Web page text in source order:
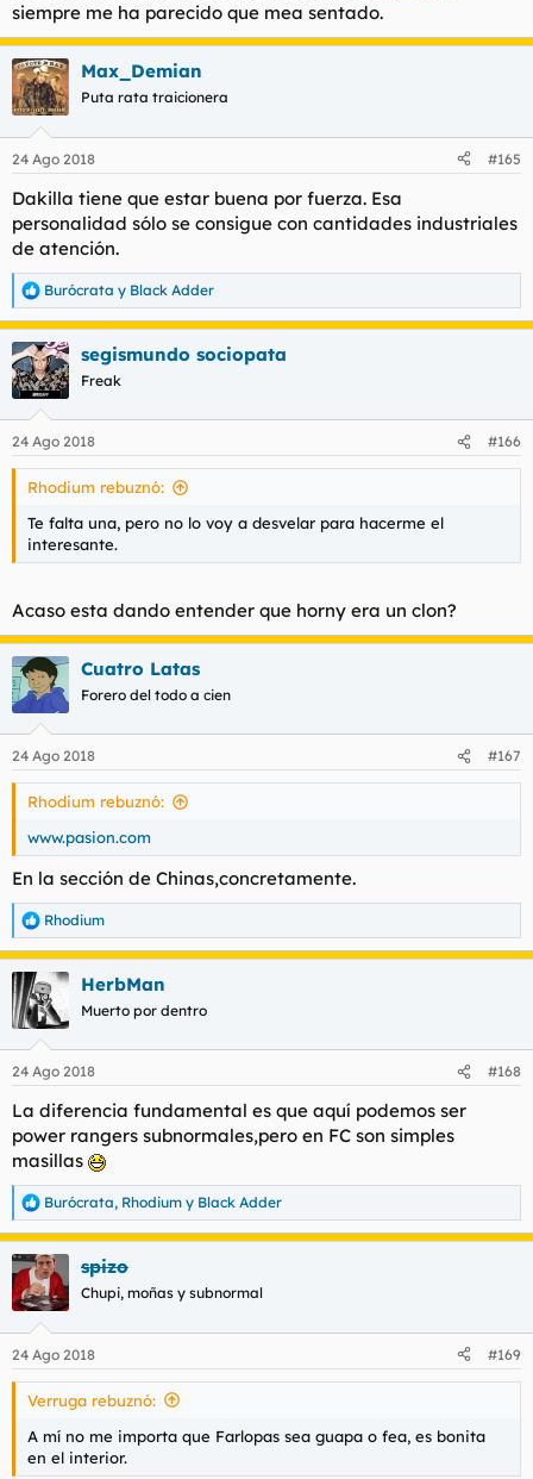
siempre me ha parecido que mea sentado.
Max_Demian
Puta rata traicionera
24 Ago 2018 #165
Dakilla tiene que estar buena por fuerza. Esa
personalidad sólo se consigue con cantidades industriales
de atención.
R
e
a
c
c
i
e
s
Burócrata y Black Adder
segismundo sociopata
Freak
24 Ago 2018 #166
Rhodium rebuznó:
Te falta una, pero no lo voy a desvelar para hacerme el
interesante.
Acaso esta dando entender que horny era un clon?
Cuatro Latas
Forero del todo a cien
24 Ago 2018 #167
Rhodium rebuznó:
www.pasion.com
En la sección de Chinas,concretamente.
R
e
a
c
c
i
e
:
Rhodium
HerbMan
Muerto por dentro
24 Ago 2018 #168
La diferencia fundamental es que aquí podemos ser
power rangers subnormales,pero en FC son simples
masillas
R
e
a
c
c
i
e
s
Burócrata, Rhodium y Black Adder
spizo
Chupi, moñas y subnormal
24 Ago 2018 #169
Verruga rebuznó:
A mí no me importa que Farlopas sea guapa o fea, es bonita
en el interior.